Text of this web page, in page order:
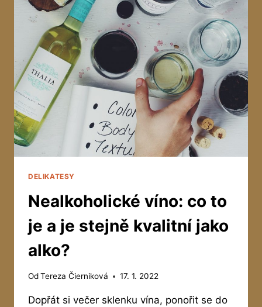
DELIKATESY
Nealkoholické víno: co to
je a je stejně kvalitní jako
alko?
OdTereza Čierniková 17. 1. 2022
Dopřát si večer sklenku vína, ponořit se do